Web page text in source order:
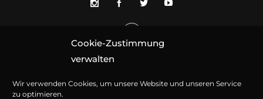
Cookie-Zustimmung
verwalten
Wir verwenden Cookies, um unsere Website und unseren Service
zu optimieren.